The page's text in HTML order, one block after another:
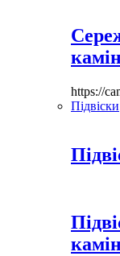
https://
Підвіски